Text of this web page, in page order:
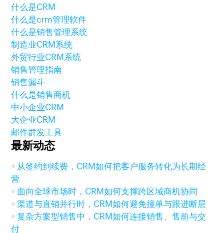
什么是CRM
什么是crm管理软件
什么是销售管理系统
制造业CRM系统
外贸行业CRM系统
销售管理指南
销售漏斗
什么是销售商机
中小企业CRM
大企业CRM
邮件群发工具
最新动态
从签约到续费，CRM如何把客户服务转化为长期经
营
面向全球市场时，CRM如何支撑跨区域商机协同
渠道与直销并行时，CRM如何避免撞单与跟进断层
复杂方案型销售中，CRM如何连接销售、售前与交
付